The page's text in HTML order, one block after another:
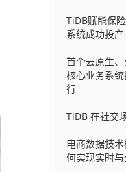
TiDB赋能保
系统成功投产
首个云原生
核心业务系
行
TiDB 在社交
电商数据技
何实现实时与